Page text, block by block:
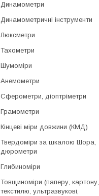
Динамометри
Динамометричні інструменти
Люксметри
Тахометри
Шумоміри
Анемометри
Сферометри, діоптріметри
Грамометри
Кінцеві міри довжини (КМД)
Твердоміри за шкалою Шора,
дюрометри
Глибиноміри
Товщиноміри (паперу, картону,
текстилю, ультразвукові,